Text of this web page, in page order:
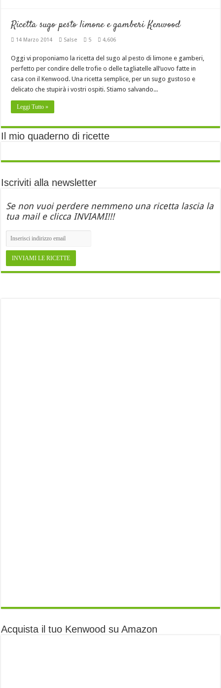
Ricetta sugo pesto limone e gamberi Kenwood
14 Marzo 2014 Salse 5 4,606
Oggi vi proponiamo la ricetta del sugo al pesto di limone e gamberi,
perfetto per condire delle trofie o delle tagliatelle all’uovo fatte in
casa con il Kenwood. Una ricetta semplice, per un sugo gustoso e
delicato che stupirà i vostri ospiti. Stiamo salvando...
Leggi Tutto »
Il mio quaderno di ricette
Iscriviti alla newsletter
Se non vuoi perdere nemmeno una ricetta lascia la
tua mail e clicca INVIAMI!!!
Acquista il tuo Kenwood su Amazon